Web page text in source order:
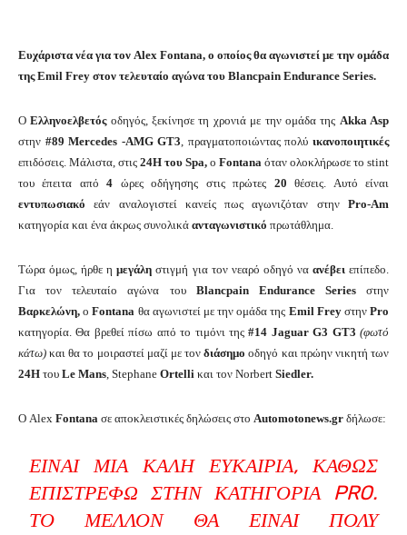
Ευχάριστα νέα για τον Alex Fontana, ο οποίος θα αγωνιστεί με την ομάδα
της Emil Frey στον τελευταίο αγώνα του Blancpain Endurance Series.
OΕλληνοελβετόςοδηγός, ξεκίνησε τη χρονιά με την ομάδα της Akka Asp
στην #89 Mercedes -AMG GT3 , πραγματοποιώντας πολύικανοποιητικές
επιδόσεις. Μάλιστα, στις 24H του Spa, o Fontana όταν ολοκλήρωσε το stint
του έπειτα από4 ώρες οδήγησης στις πρώτες 20 θέσεις. Αυτό είναι
εντυπωσιακό εάν αναλογιστεί κανείς πως αγωνιζόταν στην Pro-Am
κατηγορία και ένα άκρως συνολικά ανταγωνιστικό πρωτάθλημα.
Τώρα όμως, ήρθε ημεγάλη στιγμή για τον νεαρό οδηγό να ανέβει επίπεδο.
Για τον τελευταίο αγώνα του Blancpain Endurance Seriesστην
Βαρκελώνη, oFontana θα αγωνιστεί με την ομάδα της Emil FreyστηνPro
κατηγορία. Θα βρεθεί πίσω από το τιμόνι της#14 Jaguar G3 GT3 (φωτό
κάτω) και θα το μοιραστεί μαζί με τονδιάσημο οδηγό και πρώην νικητή των
24H του Le Mans , Stephane Ortelli και τον Norbert Siedler.
Ο Alex Fontana σε αποκλειστικές δηλώσεις στο Automotonews.gr δήλωσε:
ΕΊΝΑΙ ΜΙΑ ΚΑΛΉ ΕΥΚΑΙΡΊΑ, ΚΑΘΏΣ
ΕΠΙΣΤΡΈΦΩ ΣΤΗΝ ΚΑΤΗΓΟΡΊΑ PRO.
ΤΟ ΜΈΛΛΟΝ ΘΑ ΕΊΝΑΙ ΠΟΛΎ